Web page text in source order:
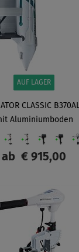
AUF LAGER
CLASSIC
Aluminiumboden
ab € 915,00